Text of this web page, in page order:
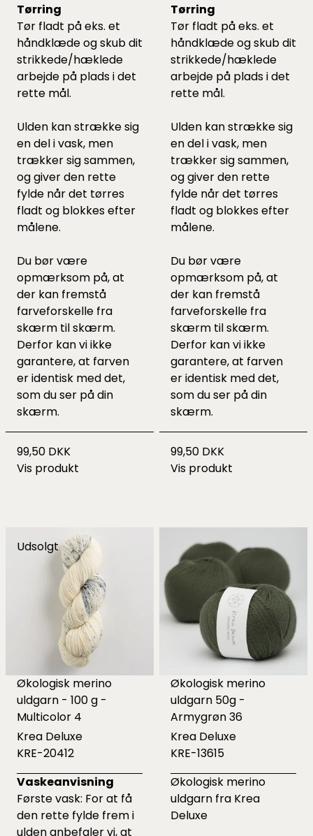
Tørring
Tør fladt på eks. et
håndklæde og skub dit
strikkede/hæklede
arbejde på plads i det
rette mål.
Ulden kan strække sig
en del i vask, men
trækker sig sammen,
og giver den rette
fylde når det tørres
fladt og blokkes efter
målene.
Du bør være
opmærksom på, at
der kan fremstå
farveforskelle fra
skærm til skærm.
Derfor kan vi ikke
garantere, at farven
er identisk med det,
som du ser på din
skærm.
99,50 DKK
Vis produkt
Tørring
Tør fladt på eks. et
håndklæde og skub dit
strikkede/hæklede
arbejde på plads i det
rette mål.
Ulden kan strække sig
en del i vask, men
trækker sig sammen,
og giver den rette
fylde når det tørres
fladt og blokkes efter
målene.
Du bør være
opmærksom på, at
der kan fremstå
farveforskelle fra
skærm til skærm.
Derfor kan vi ikke
garantere, at farven
er identisk med det,
som du ser på din
skærm.
99,50 DKK
Vis produkt
Udsolgt
Økologisk merino
uldgarn - 100 g -
Multicolor 4
Krea Deluxe
KRE-20412
Vaskeanvisning
Første vask: For at få
den rette fylde frem i
ulden anbefaler vi, at
Økologisk merino
uldgarn 50g -
Armygrøn 36
Krea Deluxe
KRE-13615
Økologisk merino
uldgarn fra Krea
Deluxe